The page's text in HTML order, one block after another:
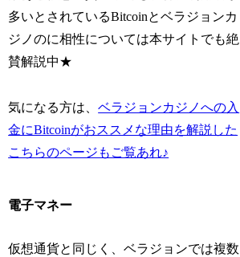
多いとされているBitcoinとベラジョンカ
ジノのに相性については本サイトでも絶
賛解説中★
気になる方は、ベラジョンカジノへの入
金にBitcoinがおススメな理由を解説した
こちらのページもご覧あれ♪
電子マネー
仮想通貨と同じく、ベラジョンでは複数